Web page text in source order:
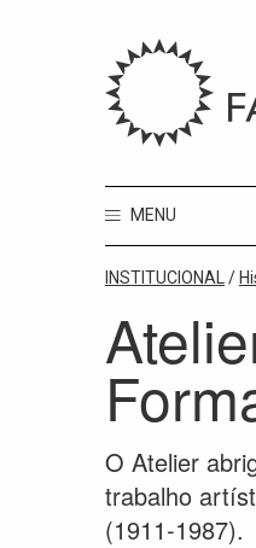
MENU
INSTITUCIONAL /
O Atelier
trabalho
(1911-1987).